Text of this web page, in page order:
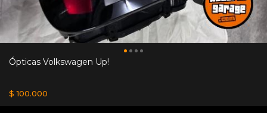
Ópticas Volkswagen Up!
$ 100.000